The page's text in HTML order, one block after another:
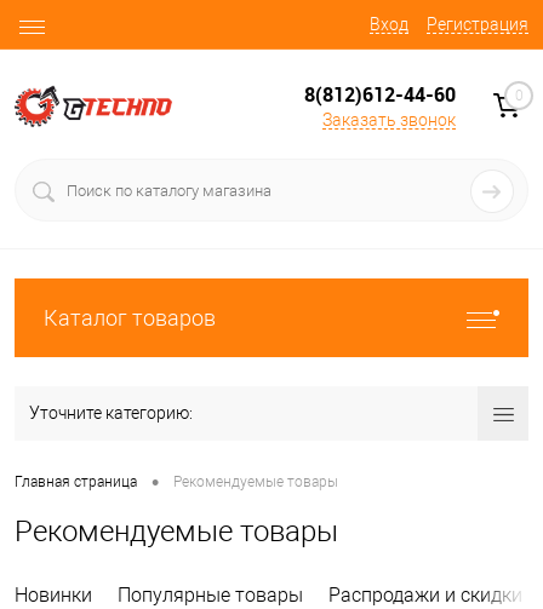
Вход Регистрация
8(812)612-44-60
Заказать звонок
0
Каталог товаров
Уточните категорию:
Главная страница • Рекомендуемые товары
Рекомендуемые товары
Новинки Популярные товары Распродажи и скидки